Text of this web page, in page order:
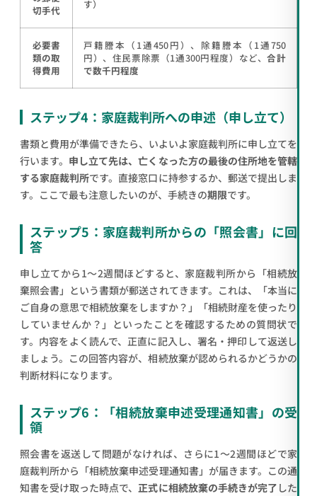
切手代
す）
必要書
類の取
得費用
戸籍謄本（1通450円）、除籍謄本（1通750
円）、住民票除票（1通300円程度）など、合計
で数千円程度
ステップ4：家庭裁判所への申述（申し立て）
書類と費用が準備できたら、いよいよ家庭裁判所に申し立てを
行います。 申し立て先は、亡くなった方の最後の住所地を管轄
する家庭裁判所です。直接窓口に持参するか、郵送で提出しま
す。ここで最も注意したいのが、手続きの期限です。
ステップ5：家庭裁判所からの「照会書」に回
答
申し立てから1～2週間ほどすると、家庭裁判所から「相続放
棄照会書」という書類が郵送されてきます。これは、「本当に
ご自身の意思で相続放棄をしますか？」「相続財産を使ったり
していませんか？」といったことを確認するための質問状で
す。内容をよく読んで、正直に記入し、署名・押印して返送し
ましょう。この回答内容が、相続放棄が認められるかどうかの
判断材料になります。
ステップ6：「相続放棄申述受理通知書」の受
領
照会書を返送して問題がなければ、さらに1～2週間ほどで家
庭裁判所から「相続放棄申述受理通知書」が届きます。この通
知書を受け取った時点で、 正式に相続放棄の手続きが完了 した